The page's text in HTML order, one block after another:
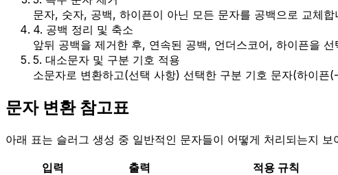
문자, 숫자, 공백, 하이픈이 아닌 모든 문자를 공백으로 교체
4. 공백 정리 및 축소
앞뒤 공백을 제거한 후, 연속된 공백, 언더스코어, 하이픈을
5. 대소문자 및 구분 기호 적용
소문자로 변환하고(선택 사항) 선택한 구분 기호 문자(하이
문자 변환 참고표
아래 표는 슬러그 생성 중 일반적인 문자들이 어떻게 처리되는지 보
입력 출력
적용 규칙